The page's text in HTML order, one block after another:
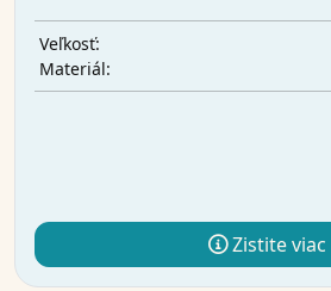
Veľkosť:
Materiál:
Zistite viac